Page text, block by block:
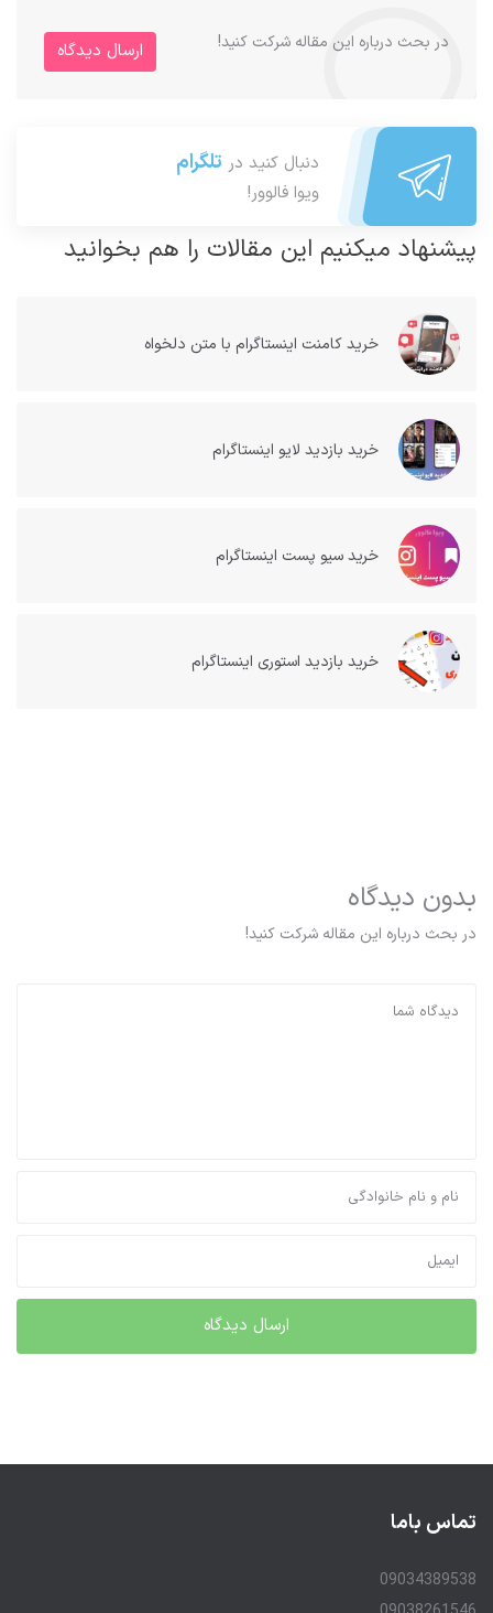
در بحث درباره این مقاله شرکت کنید! ارسال دیدگاه
دنبال کنید در تلگرام
ویوا فالوور!
پیشنهاد میکنیم این مقالات را هم بخوانید
خريد كامنت اینستاگرام با متن دلخواه
خرید بازدید لایو اینستاگرام
خرید سیو پست اینستاگرام
خرید بازدید استوری اینستاگرام
بدون دیدگاه
در بحث درباره این مقاله شرکت کنید!
تماس باما
09034389538